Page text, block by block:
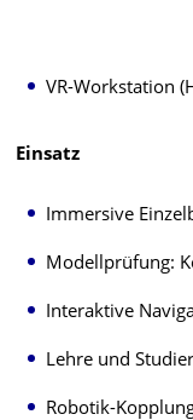
VR-Workstation
Einsatz
Immersive
Modellprüfung:
Interaktive
Lehre und
Robotik-